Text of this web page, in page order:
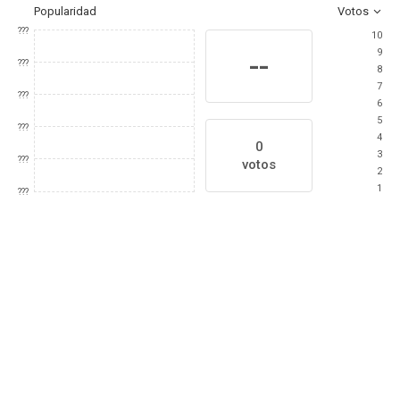
Popularidad Votos
???
???
???
???
???
???
--
0
votos
10
9
8
7
6
5
4
3
2
1